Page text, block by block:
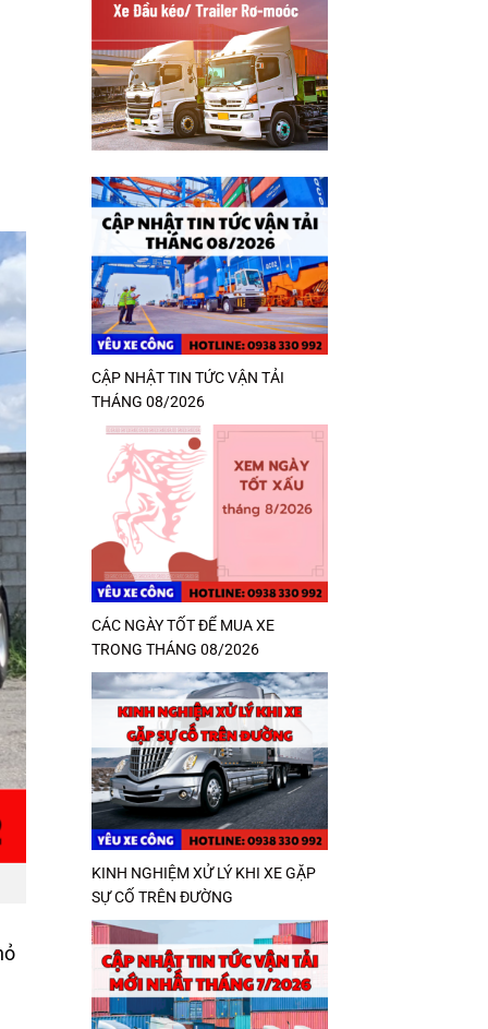
CẬP NHẬT TIN TỨC VẬN TẢI
THÁNG 08/2026
CÁC NGÀY TỐT ĐỂ MUA XE
TRONG THÁNG 08/2026
KINH NGHIỆM XỬ LÝ KHI XE GẶP
SỰ CỐ TRÊN ĐƯỜNG